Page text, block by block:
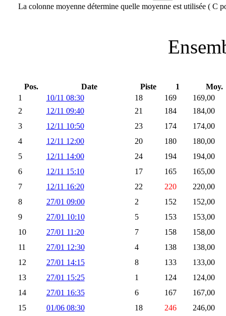
La colonne moyenne détermine quelle moyenne est utilisée ( C
Pos. Date Piste 1
Moy.
1
10/11 08:30 18 169
169,00
2
12/11 09:40 21 184
184,00
3
12/11 10:50 23 174
174,00
4
12/11 12:00 20 180
180,00
5
12/11 14:00 24 194
194,00
6
12/11 15:10 17 165
165,00
7
12/11 16:20 22 220
220,00
8
27/01 09:00 2 152
152,00
9
27/01 10:10 5 153
153,00
10
27/01 11:20 7 158
158,00
11
27/01 12:30 4 138
138,00
12
27/01 14:15 8 133
133,00
13
27/01 15:25 1 124
124,00
14
27/01 16:35 6 167
167,00
15
01/06 08:30 18 246
246,00